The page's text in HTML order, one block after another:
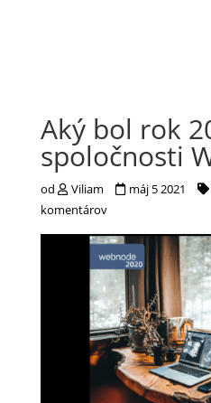
Aký bol rok
spoločnosti
od Viliam máj 5 2021
komentárov